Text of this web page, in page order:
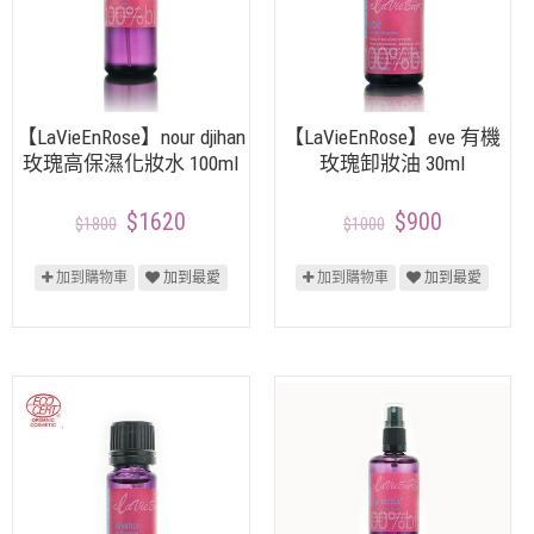
【LaVieEnRose】nour djihan
玫瑰高保濕化妝水 100ml
$1800 $1620
加到購物車 加到最愛
【LaVieEnRose】eve 有機
玫瑰卸妝油 30ml
$1000 $900
加到購物車 加到最愛